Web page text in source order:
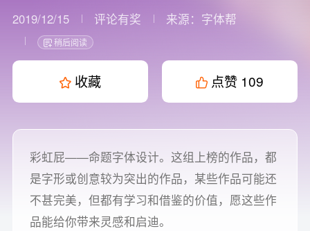
2019/12/15 评论有奖 来源： 字体帮
稍后阅读
收藏 点赞 109
彩虹屁——命题字体设计。这组上榜的作品，都
是字形或创意较为突出的作品，某些作品可能还
不甚完美，但都有学习和借鉴的价值，愿这些作
品能给你带来灵感和启迪。